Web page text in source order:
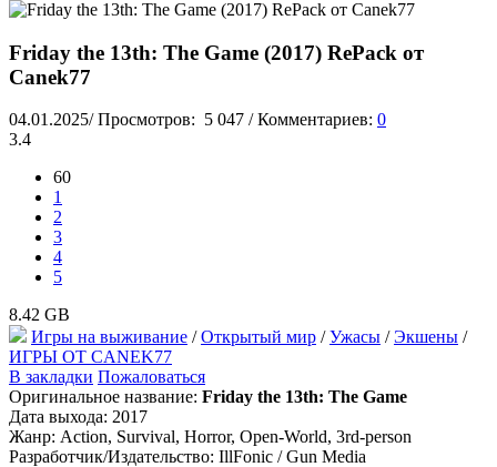
Friday the 13th: The Game (2017) RePack от
Canek77
04.01.2025/ Просмотров: 5 047 / Комментариев: 0
3.4
60
1
2
3
4
5
8.42 GB
Игры на выживание /Открытый мир /Ужасы /Экшены /
ИГРЫ ОТ СANEK77
В закладки Пожаловаться
Оригинальное название: Friday the 13th: The Game
Дата выхода: 2017
Жанр: Action, Survival, Horror, Open-World, 3rd-person
Разработчик/Издательство: IllFonic / Gun Media